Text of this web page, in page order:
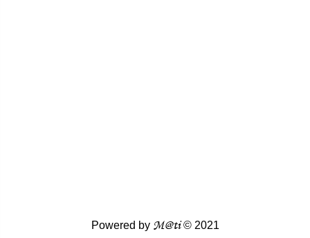
Powered by M@ti© 2021